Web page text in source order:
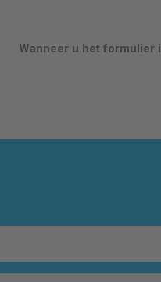
Wanneer u het formulier